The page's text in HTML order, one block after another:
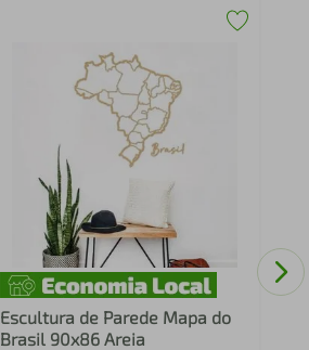
Escultura de Parede Mapa do
Brasil 90x86 Areia